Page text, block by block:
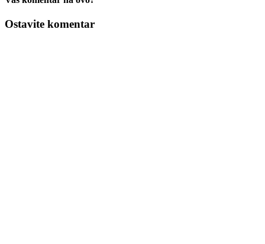
Ostavite komentar